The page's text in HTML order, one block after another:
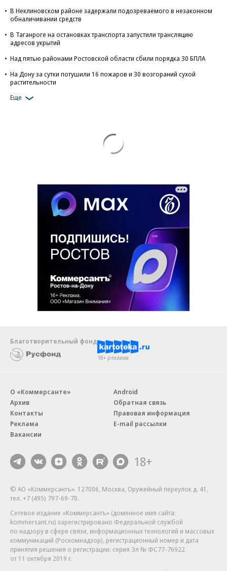
В Неклиновском районе задержали подозреваемого в незаконном
обналичивании средств
В Таганроге на остановках транспорта запустили трансляцию
адресов укрытий
Над пятью районами Ростовской области сбили порядка 30 БПЛА
На Дону за сутки потушили 16 пожаров и 30 возгораний сухой
растительности
Еще
Благотворительный фонд
18+ реклама
О «Коммерсанте»
Архив
Контакты
Реклама
Вакансии
Android
Обратная связь
Правовая информация
E-mail рассылки
18+
© АО «Коммерсантъ». 127006, Москва, Оружейный переулок д. 41,
тел. +7 (495) 797-69-70.
Сетевое издание «Коммерсантъ» (доменное имя сайта:
kommersant.ru) зарегистрировано Федеральной службой
по надзору в сфере связи, информационных технологий и массовых
коммуникаций (Роскомнадзор), регистрационный номер и дата
принятия решения о регистрации: серия Эл № ФС77-76922
от 11 октября 2019 г.